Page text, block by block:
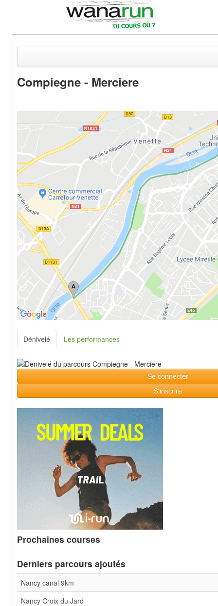
Equipements & Tests
Parcours & Courses
Outils & Réseaux
Compiegne - Merciere
Dénivelé Les performances
Se connecter
S'inscrire
Prochaines courses
Derniers parcours ajoutés
Nancy canal 9km
Nancy Croix du Jard